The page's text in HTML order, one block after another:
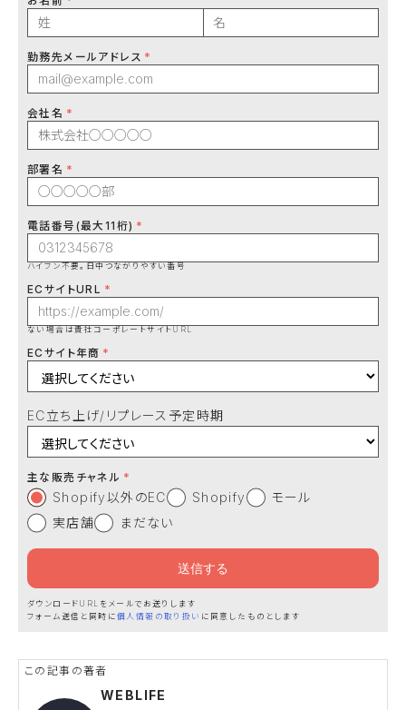
勤務先メールアドレス
会社名
部署名
電話番号(最大11桁)
ハイフン不要。日中つながりやすい番号
ECサイトURL
ない場合は貴社コーポレートサイトURL
ECサイト年商
EC立ち上げ/リプレース予定時期
主な販売チャネル
Shopify以外のEC Shopify
モール
実店舗
まだない
ダウンロードURLをメールでお送りします
フォーム送信と同時に 個人情報の取り扱い に同意したものとします
WEBLIFE